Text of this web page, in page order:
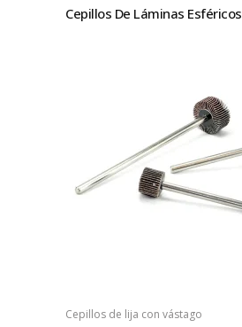
Cepillos De Láminas Esféricos
Cepillos de lija con vástago